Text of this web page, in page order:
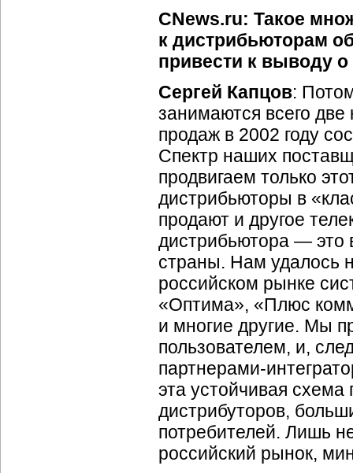
CNews.ru: Такое
к дистрибьюторам
привести к выводу о
Сергей Капцов:
занимаются всего
продаж в 2002 году
Спектр наших
продвигаем только
дистрибьюторы в
продают и другое
дистрибьютора — это
страны. Нам удалось
российском рынке
«Оптима», «Плюс
и многие другие. Мы
пользователем, и,
партнерами-
эта устойчивая
дистрибуторов,
потребителей. Лишь
российский рынок,